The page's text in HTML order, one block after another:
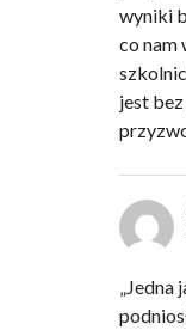
wyniki
co nam
jest
„Jedna